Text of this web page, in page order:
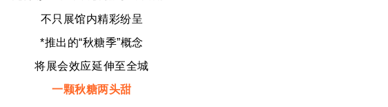
不只展馆内精彩纷呈
*推出的“秋糖季”概念
将展会效应延伸至全城
一颗秋糖两头甜